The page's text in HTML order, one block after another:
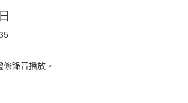
錄音播放。